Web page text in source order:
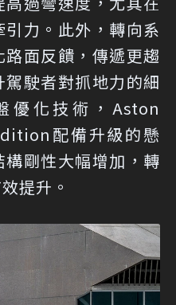
力。此外，轉向系
面反饋，傳遞更趨
駛者對抓地力的細
優化技術，Aston
配備升級的懸
剛性大幅增加，轉
提升。